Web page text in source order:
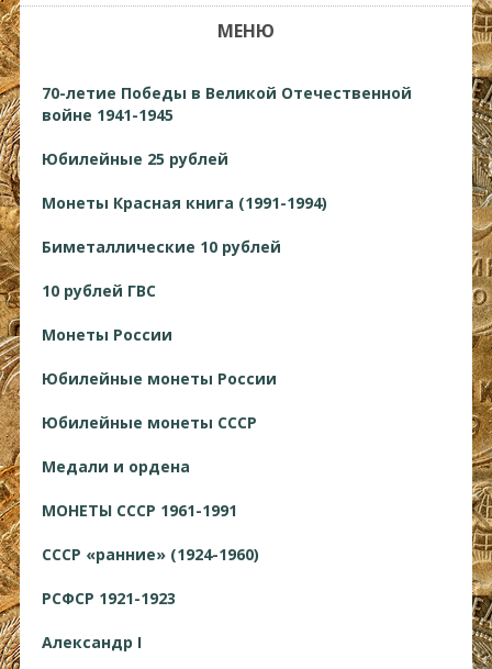
МЕНЮ
70-летие Победы в Великой Отечественной
войне 1941-1945
Юбилейные 25 рублей
Монеты Красная книга (1991-1994)
Биметаллические 10 рублей
10 рублей ГВС
Монеты России
Юбилейные монеты России
Юбилейные монеты СССР
Медали и ордена
МОНЕТЫ СССР 1961-1991
СССР «ранние» (1924-1960)
РСФСР 1921-1923
Александр I